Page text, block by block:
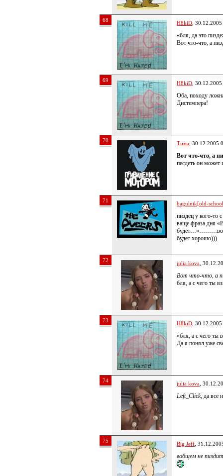
68 H8kiD ,
«бля, да это
Вот что-что, а
69 H8kiD ,
Оба, походу
Дистемпера!
70 Тима , 30.12.2005
Вот что-что, а
песдеть он может
71 bagulnik[old-
пиздец у кого-
ваще фраза дня
будет хорошо)))
72 julia kova ,
Вот что-что, а
бля, а с чего ты
73 H8kiD ,
«бля, а с чего ты
Да я понял уже
74 julia kova ,
Left_Click, да все
75 Big Jeff ,
вобщем не